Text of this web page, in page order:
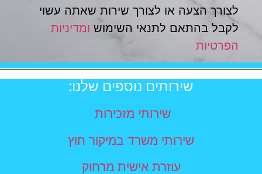
לצורך הצעה או לצורך שירות שאתה עשוי
לקבל בהתאם לתנאי השימוש ומדיניות
הפרטיות
שירותים נוספים שלנו:
שירותי מזכירות
שירותי משרד במיקור חוץ
עוזרת אישית מרחוק